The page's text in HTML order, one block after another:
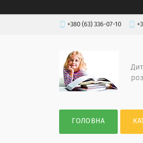
+380 (63) 336-07-10
ГОЛОВНА